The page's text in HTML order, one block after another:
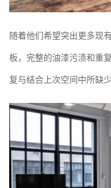
随着他们希望突出更多现
板，完整的油漆污渍和重
复与结合上次空间中所缺少